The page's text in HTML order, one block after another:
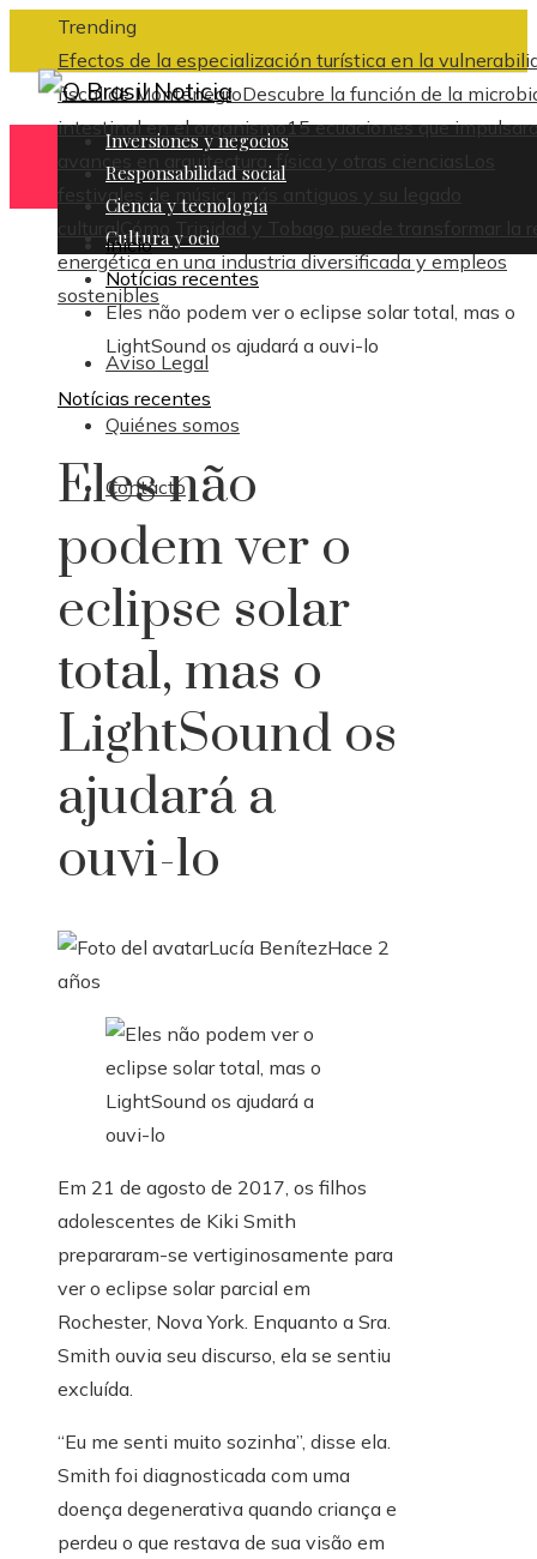
Trending
Efectos de la especialización turística en la
fiscal de MontenegroDescubre la función de la
intestinal en el organismo15 ecuaciones que
avances en arquitectura, física y otras ciencias
Los
festivales de música más antiguos y su legado
cultural Cómo Trinidad y Tobago puede transformar la
energética en una industria diversificada y empleos
sostenibles
Aviso Legal
Quiénes somos
Contacto
Inversiones y negocios
Responsabilidad social
Ciencia y tecnología
Cultura y ocio
Inicio
Notícias recentes
Eles não podem ver o eclipse solar total, mas o
LightSound os ajudará a ouvi-lo
Notícias recentes
Eles não
podem ver o
eclipse solar
total, mas o
LightSound os
ajudará a
ouvi-lo
Lucía BenítezHace 2
años
Em 21 de agosto de 2017, os filhos
adolescentes de Kiki Smith
prepararam-se vertiginosamente para
ver o eclipse solar parcial em
Rochester, Nova York. Enquanto a Sra.
Smith ouvia seu discurso, ela se sentiu
excluída.
“Eu me senti muito sozinha”, disse ela.
Smith foi diagnosticada com uma
doença degenerativa quando criança e
perdeu o que restava de sua visão em